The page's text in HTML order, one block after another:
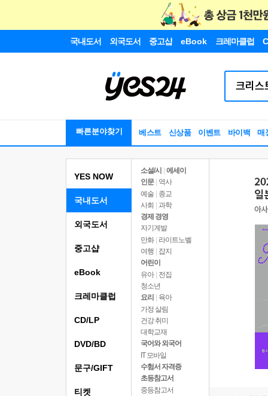
국내도서 외국도서 중고샵 eBook 크레마클럽
빠른분야찾기 베스트 신상품 이벤트 바이백 매
YES NOW
국내도서
소설/시
에세이
인문
역사
예술 | 종교
사회 | 과학
경제 경영
자기계발
만화 | 라이트노벨
여행
잡지
어린이
유아 | 전집
청소년
요리
육아
가정 살림
건강 취미
대학교재
국어와 외국어
IT 모바일
수험서 자격증
초등참고서
중등참고서
외국도서
중고샵
eBook
크레마클럽
CD/LP
DVD/BD
문구/GIFT
티켓